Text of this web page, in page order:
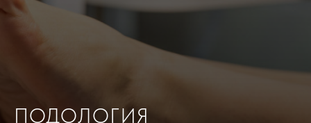
ПОДОЛОГИЯ